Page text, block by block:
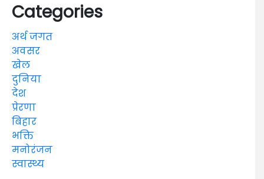
Categories
अर्थ जगत
अवसर
खेल
दुनिया
देश
प्रेरणा
बिहार
भक्ति
मनोरंजन
स्वास्थ्य